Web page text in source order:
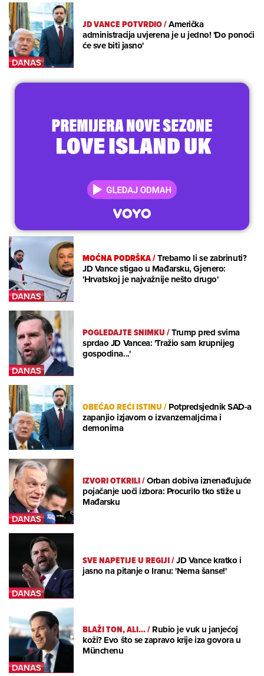
JD VANCE POTVRDIO/Američka
administracija uvjerena je u jedno! 'Do ponoći
će sve biti jasno'
MOĆNA PODRŠKA/Trebamo li se zabrinuti?
JD Vance stigao u Mađarsku, Gjenero:
'Hrvatskoj je najvažnije nešto drugo'
POGLEDAJTE SNIMKU/Trump pred svima
sprdao JD Vancea: 'Tražio sam krupnijeg
gospodina...'
OBEĆAO REĆI ISTINU/Potpredsjednik SAD-a
zapanjio izjavom o izvanzemaljcima i
demonima
IZVORI OTKRILI/Orban dobiva iznenađujuće
pojačanje uoči izbora: Procurilo tko stiže u
Mađarsku
SVE NAPETIJE U REGIJI/JD Vance kratko i
jasno na pitanje o Iranu: 'Nema šanse!'
BLAŽI TON, ALI.../Rubio je vuk u janjećoj
koži? Evo što se zapravo krije iza govora u
Münchenu